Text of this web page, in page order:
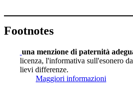
Footnotes
una menzione di paternità
licenza, l'informativa sull'esonero
lievi differenze.
Maggiori informazioni